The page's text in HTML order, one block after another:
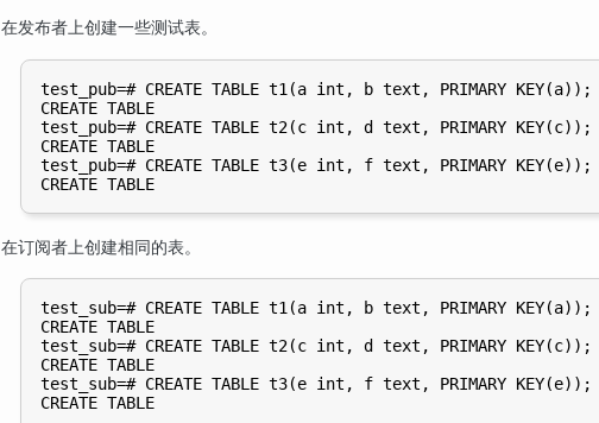
在发布者上创建一些测试表。
test_pub=# CREATE TABLE t1(a int, b text, PRIMARY KEY(a));
CREATE TABLE
test_pub=# CREATE TABLE t2(c int, d text, PRIMARY KEY(c));
CREATE TABLE
test_pub=# CREATE TABLE t3(e int, f text, PRIMARY KEY(e));
在订阅者上创建相同的表。
test_sub=# CREATE TABLE t1(a int, b text, PRIMARY KEY(a));
CREATE TABLE
test_sub=# CREATE TABLE t2(c int, d text, PRIMARY KEY(c));
CREATE TABLE
test_sub=# CREATE TABLE t3(e int, f text, PRIMARY KEY(e));